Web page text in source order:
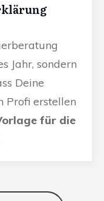
Jahr, sondern
Deine
Profi erstellen
für die